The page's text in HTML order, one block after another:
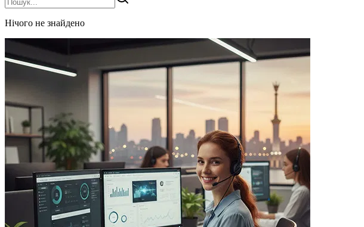
Нічого не знайдено